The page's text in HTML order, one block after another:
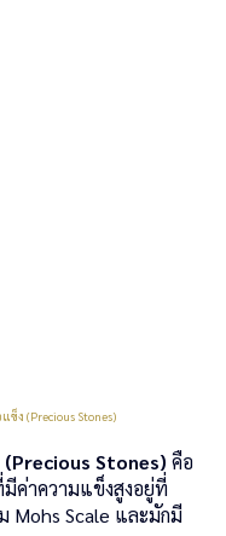
ง (Precious Stones)
Stones) คือ
ค่าความแข็งสูงอยู่ที่
Mohs Scale และมักมี